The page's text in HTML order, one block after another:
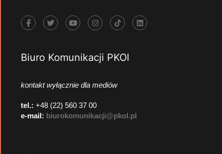
Biuro Komunikacji PKOl
kontakt wyłącznie dla mediów
tel.: +48 (22) 560 37 00
e-mail: biurokomunikacji@pkol.pl